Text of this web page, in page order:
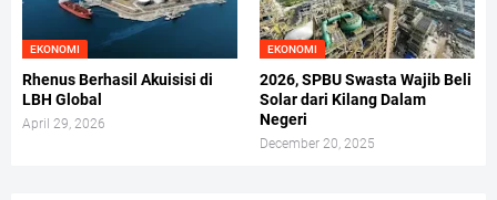
EKONOMI
Rhenus Berhasil Akuisisi di
LBH Global
April 29, 2026
EKONOMI
2026, SPBU Swasta Wajib Beli
Solar dari Kilang Dalam
Negeri
December 20, 2025